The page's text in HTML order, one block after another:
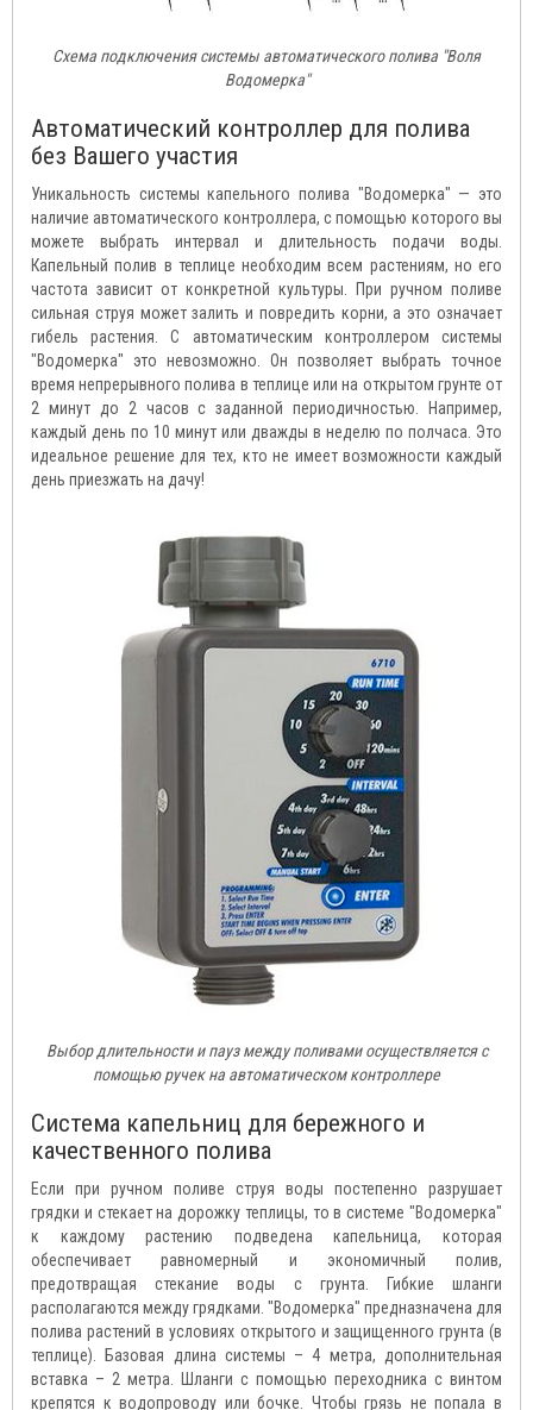
Схема подключения системы автоматического полива "Воля
Водомерка"
Автоматический контроллер для полива
без Вашего участия
Уникальность системы капельного полива "Водомерка" — это
наличие автоматического контроллера, с помощью которого вы
можете выбрать интервал и длительность подачи воды.
Капельный полив в теплице необходим всем растениям, но его
частота зависит от конкретной культуры. При ручном поливе
сильная струя может залить и повредить корни, а это означает
гибель растения. С автоматическим контроллером системы
"Водомерка" это невозможно. Он позволяет выбрать точное
время непрерывного полива в теплице или на открытом грунте от
2 минут до 2 часов с заданной периодичностью. Например,
каждый день по 10 минут или дважды в неделю по полчаса. Это
идеальное решение для тех, кто не имеет возможности каждый
день приезжать на дачу!
Выбор длительности и пауз между поливами осуществляется с
помощью ручек на автоматическом контроллере
Система капельниц для бережного и
качественного полива
Если при ручном поливе струя воды постепенно разрушает
грядки и стекает на дорожку теплицы, то в системе "Водомерка"
к каждому растению подведена капельница, которая
обеспечивает равномерный и экономичный полив,
предотвращая стекание воды с грунта. Гибкие шланги
располагаются между грядками. "Водомерка" предназначена для
полива растений в условиях открытого и защищенного грунта (в
теплице). Базовая длина системы – 4 метра, дополнительная
вставка – 2 метра. Шланги с помощью переходника с винтом
крепятся к водопроводу или бочке. Чтобы грязь не попала в